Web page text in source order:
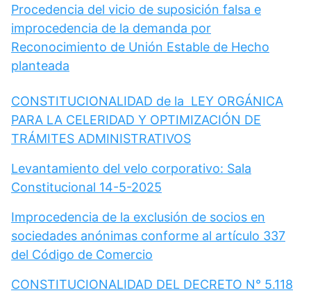
Procedencia del vicio de suposición falsa e
improcedencia de la demanda por
Reconocimiento de Unión Estable de Hecho
planteada
CONSTITUCIONALIDAD de la LEY ORGÁNICA
PARA LA CELERIDAD Y OPTIMIZACIÓN DE
TRÁMITES ADMINISTRATIVOS
Levantamiento del velo corporativo: Sala
Constitucional 14-5-2025
Improcedencia de la exclusión de socios en
sociedades anónimas conforme al artículo 337
del Código de Comercio
CONSTITUCIONALIDAD DEL DECRETO N° 5.118